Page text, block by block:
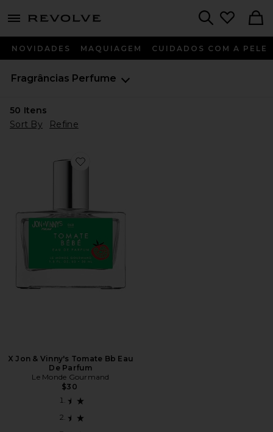
menu - shows more content
NOVIDADES MAQUIAGEM CUIDADOS COM A PELE
Fragrâncias Perfume
50 Itens
Sort By
Refine
Favorite X Jon & Vinny's Tomate Bb Eau De Parfum
X Jon & Vinny's Tomate Bb Eau
De Parfum
Le Monde Gourmand
$30